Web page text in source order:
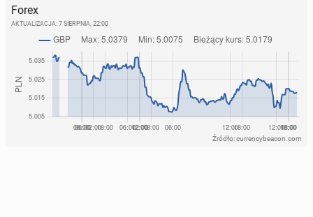
Forex
AKTUALIZACJA: 7 SIERPNIA, 22:00
Źródło: currencybeacon.com